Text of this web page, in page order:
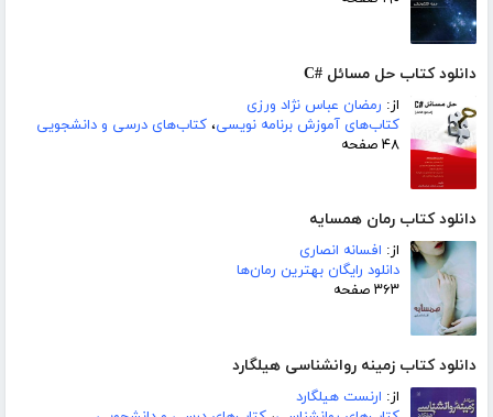
دانلود کتاب حل مسائل #C
از: رمضان عباس نژاد ورزی
کتاب‌های آموزش برنامه نویسی، کتاب‌های درسی و دانشجویی
۴۸ صفحه
دانلود کتاب رمان همسایه
از: افسانه انصاری
دانلود رایگان بهترین رمان‌ها
۳۶۳ صفحه
دانلود کتاب زمینه روانشناسی هیلگارد
از: ارنست هیلگارد